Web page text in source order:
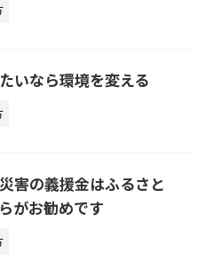
いなら環境を変える
害の義援金はふるさと
がお勧めです